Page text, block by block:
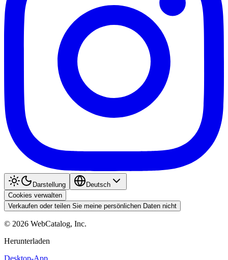
Darstellung
Deutsch
Cookies verwalten
Verkaufen oder teilen Sie meine persönlichen Daten nicht
© 2026 WebCatalog, Inc.
Herunterladen
Desktop-App